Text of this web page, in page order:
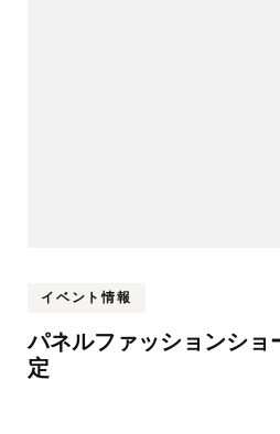
イベント情報
パネルファッションショ
定